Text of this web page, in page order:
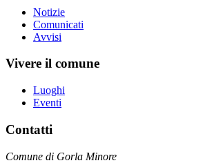
Notizie
Comunicati
Avvisi
Vivere il comune
Luoghi
Eventi
Contatti
Comune di Gorla Minore